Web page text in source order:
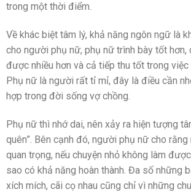
trong một thời điểm.
Về khác biệt tâm lý, khả năng ngôn ngữ là
cho người phụ nữ, phụ nữ trình bày tốt hơn,
được nhiều hơn và cả tiếp thu tốt trong
Phụ nữ là người rất tỉ mỉ, đây là điều cần
hợp trong đời sống vợ chồng.
Phụ nữ thì nhớ dai, nên xảy ra hiện tượng
quên”. Bên cạnh đó, người phụ nữ cho
quan trọng, nếu chuyện nhỏ không làm
sao có khả năng hoàn thành. Đa số những
xích mích, cãi cọ nhau cũng chỉ vì những